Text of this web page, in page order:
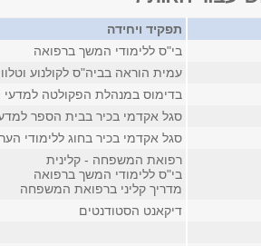
תפקיד ויחידה
בי"ס ללימודי המשך ברפואה
עמית הוראה בביה"ס לקולנוע
בדימוס במנהלת הפקולטה למדעי
סגל אקדמי בכיר בבית הספר
סגל אקדמי בכיר בחוג ללימודי
רפואת המשפחה - קלינית
בי"ס ללימודי המשך ברפואה
מדריך קליני ברפואת המשפחה
דיקאנט הסטודנטים